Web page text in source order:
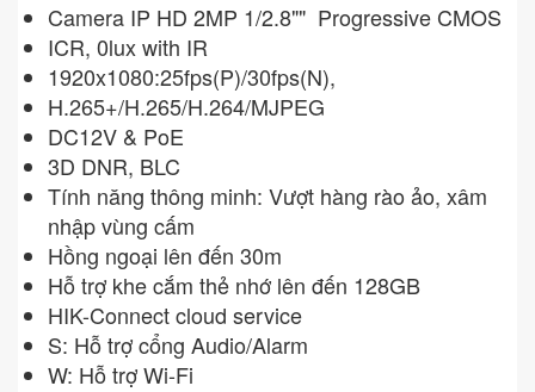
Camera IP HD 2MP 1/2.8"" Progressive CMOS
ICR, 0lux with IR
1920x1080:25fps(P)/30fps(N),
H.265+/H.265/H.264/MJPEG
DC12V & PoE
3D DNR, BLC
Tính năng thông minh: Vượt hàng rào ảo, xâm
nhập vùng cấm
Hồng ngoại lên đến 30m
Hỗ trợ khe cắm thẻ nhớ lên đến 128GB
HIK-Connect cloud service
S: Hỗ trợ cổng Audio/Alarm
W: Hỗ trợ Wi-Fi